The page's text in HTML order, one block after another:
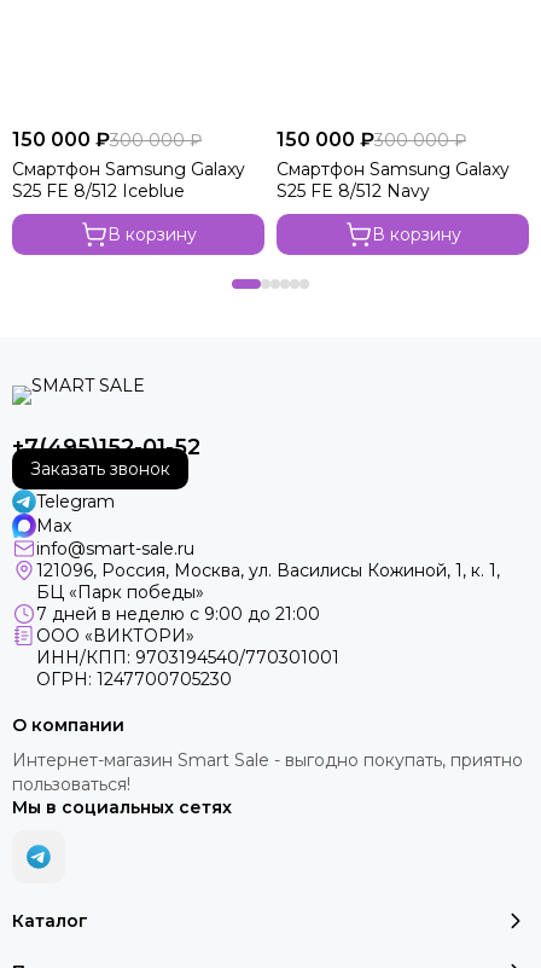
150 000 ₽300 000 ₽
Смартфон Samsung Galaxy
S25 FE 8/512 Iceblue
В корзину
150 000 ₽300 000 ₽
Смартфон Samsung Galaxy
S25 FE 8/512 Navy
В корзину
+7(495)152-01-52
Заказать звонок
Telegram
Max
info@smart-sale.ru
121096, Россия, Москва, ул. Василисы Кожиной, 1, к. 1,
БЦ «Парк победы»
7 дней в неделю с 9:00 до 21:00
ООО «ВИКТОРИ»
ИНН/КПП: 9703194540/770301001
ОГРН: 1247700705230
Каталог
О компании
Интернет-магазин Smart Sale - выгодно покупать, приятно
пользоваться!
Мы в социальных сетях